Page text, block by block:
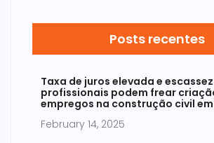
Posts recentes
Taxa de juros elevada e
profissionais podem frear
empregos na construção civil
February 14, 2025